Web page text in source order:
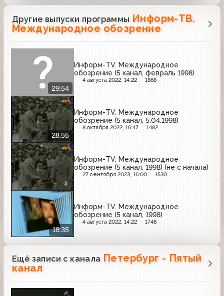
Другие выпуски программы Информ-ТВ.
Международное обозрение
29:54
Информ-TV. Международное
обозрение (5 канал, февраль 1998)
4 августа 2022, 14:22 1868
28:55
Информ-TV. Международное
обозрение (5 канал, 5.04.1998)
8 октября 2022, 16:47 1482
Информ-TV. Международное
обозрение (5 канал, 1998) (не с начала)
27 сентября 2023, 16:00 1530
18:35
Информ-TV. Международное
обозрение (5 канал, 1998)
4 августа 2022, 14:22 1746
Ещё записи с канала Петербург - Пятый
канал